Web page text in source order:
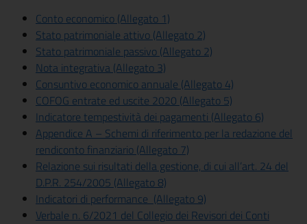
Conto economico (Allegato 1)
Stato patrimoniale attivo (Allegato 2)
Stato patrimoniale passivo (Allegato 2)
Nota integrativa (Allegato 3)
Consuntivo economico annuale (Allegato 4)
COFOG entrate ed uscite 2020 (Allegato 5)
Indicatore tempestività dei pagamenti (Allegato 6)
Appendice A – Schemi di riferimento per la redazione del
rendiconto finanziario (Allegato 7)
Relazione sui risultati della gestione, di cui all’art. 24 del
D.P.R. 254/2005 (Allegato 8)
Indicatori di performance (Allegato 9)
Verbale n. 6/2021 del Collegio dei Revisori dei Conti